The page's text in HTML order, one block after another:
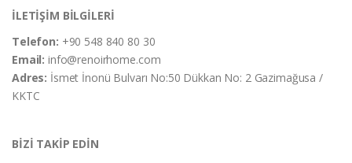
İLETİŞİM BİLGİLERİ
Telefon: +90 548 840 80 30
Email:info@renoirhome.com
Adres: İsmet İnonü Bulvarı No:50 Dükkan No: 2 Gazimağusa /
KKTC
BİZİ TAKİP EDİN